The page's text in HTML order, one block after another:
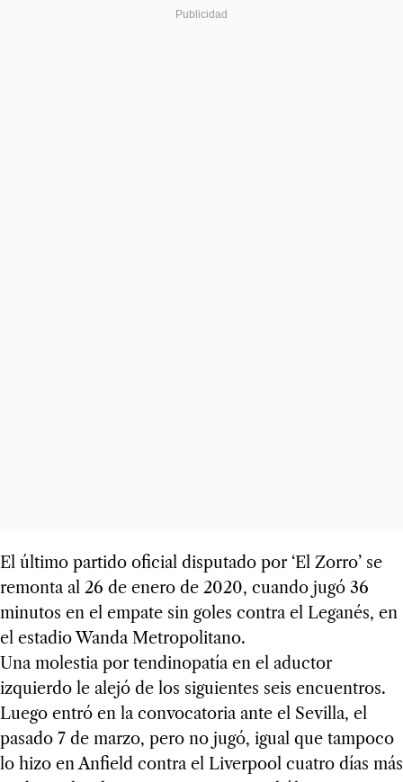
El último partido oficial disputado por ‘El Zorro’ se
remonta al 26 de enero de 2020, cuando jugó 36
minutos en el empate sin goles contra el Leganés, en
el estadio Wanda Metropolitano.
Una molestia por tendinopatía en el aductor
izquierdo le alejó de los siguientes seis encuentros.
Luego entró en la convocatoria ante el Sevilla, el
pasado 7 de marzo, pero no jugó, igual que tampoco
lo hizo en Anfield contra el Liverpool cuatro días más